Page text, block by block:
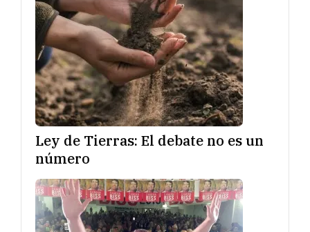
Ley de Tierras: El debate no es un
número